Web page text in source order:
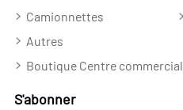
Camionnettes
Autres
Boutique Centre commercial
S'abonner